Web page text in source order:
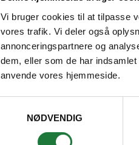
Vi bruger cookies til at tilpasse
vores trafik. Vi deler også
annonceringspartnere og
dem, eller som de har
anvende vores hjemmeside.
NØDVENDIG